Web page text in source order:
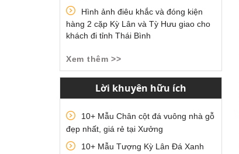
Hình ảnh điêu khắc và đóng kiện
hàng 2 cặp Kỳ Lân và Tỳ Hưu giao cho
khách đi tỉnh Thái Bình
Xem thêm >>
Lời khuyên hữu ích
10+ Mẫu Chân cột đá vuông nhà gỗ
đẹp nhất, giá rẻ tại Xưởng
10+ Mẫu Tượng Kỳ Lân Đá Xanh